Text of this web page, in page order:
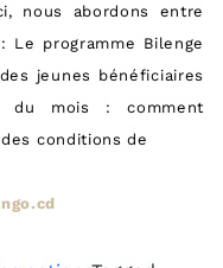
nous abordons entre
programme Bilenge
jeunes bénéficiaires
du mois : comment
conditions de